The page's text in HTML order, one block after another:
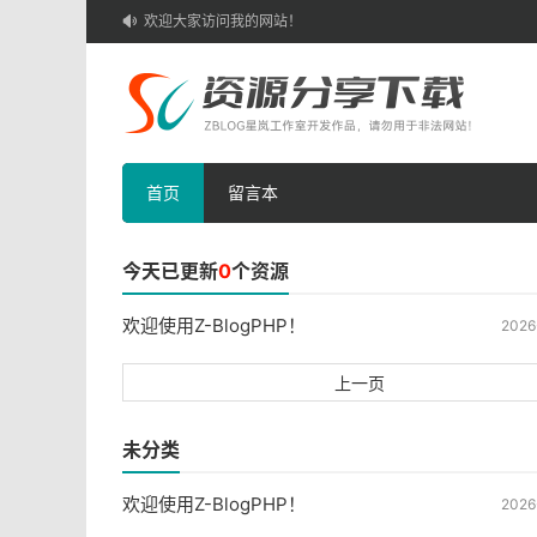
 欢迎大家访问我的网站！
首页 留言本
今天已更新0个资源
欢迎使用Z-BlogPHP！
上一页
未分类
欢迎使用Z-BlogPHP！